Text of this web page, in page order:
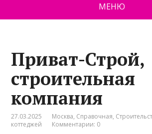
МЕНЮ
Приват-Строй,
строительная
компания
27.03.2025 Москва, Справочная,
коттеджей
Комментарии: 0